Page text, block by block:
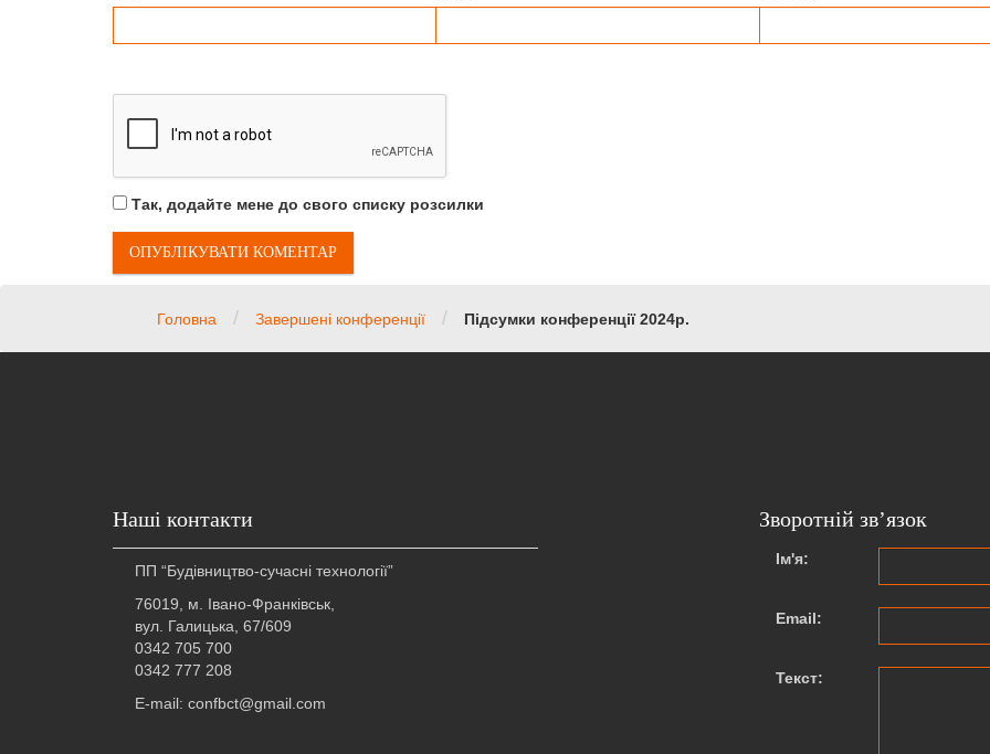
Так, додайте мене до свого списку розсилки
Головна / Завершені конференції / Підсумки конференції 2024р.
Наші контакти
ПП “Будівництво-сучасні технології”
76019, м. Івано-Франківськ,
вул. Галицька, 67/609
0342 705 700
0342 777 208
E-mail: confbct@gmail.com
Зворотній зв’язок
Ім'я:
Email:
Текст: